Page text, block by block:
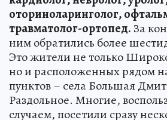
оториноларинголог,
травматолог-ортопед. За
ним обратились более
Это жители не только
но и расположенных рядом
пунктов – села Большая
Раздольное. Многие,
случаем, посетили сразу